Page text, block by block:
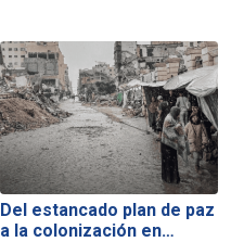
Del estancado plan de paz
a la colonización en…